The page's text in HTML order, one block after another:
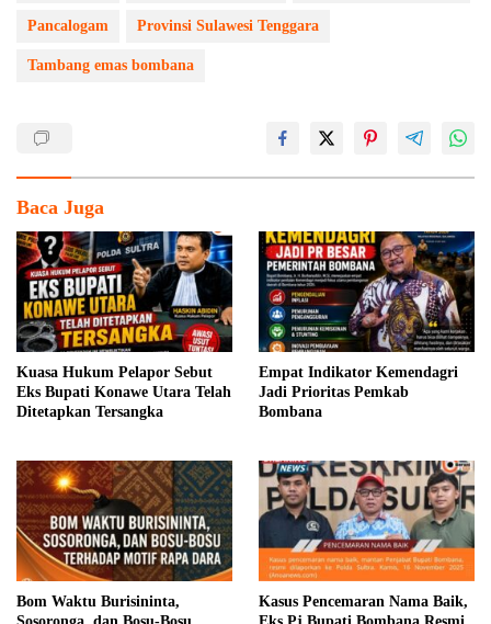
Pancalogam Provinsi Sulawesi Tenggara
Tambang emas bombana
Baca Juga
Kuasa Hukum Pelapor Sebut
Eks Bupati Konawe Utara Telah
Ditetapkan Tersangka
Empat Indikator Kemendagri
Jadi Prioritas Pemkab
Bombana
Bom Waktu Burisininta,
Kasus Pencemaran Nama Baik,